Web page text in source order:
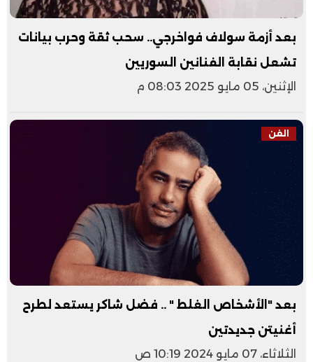
بعد أزمة سولاف فواخرجي.. سحب ثقة وحرب بيانات
تشعل نقابة الفنانين السوريين
الإثنين، 05 مايو 2025 08:03 م
الفن
بعد "الأشخاص الغلط " .. فضل شاكر يستعد لطرح
أغنيتن جديدتين
الثلاثاء، 07 مايو 2024 10:19 ص